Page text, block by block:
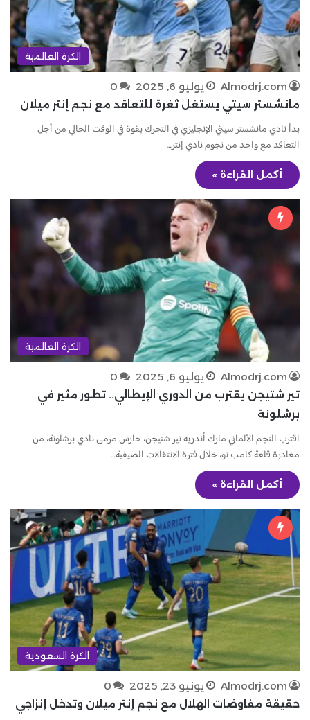
الكرة العالمية
Almodrj.com يوليو 6, 2025
0
مانشستر سيتي يستغل ثغرة للتعاقد مع نجم إنتر ميلان
بدأ نادي مانشستر سيتي الإنجليزي في التحرك بقوة في الوقت الحالي من أجل
التعاقد مع واحد من نجوم نادي إنتر…
أكمل القراءة »
الكرة العالمية
Almodrj.com يوليو 6, 2025
0
تير شتيجن يقترب من الدوري الإيطالي.. تطور مثير في
برشلونة
اقترب النجم الألماني مارك أندريه تير شتيجن، حارس مرمى نادي برشلونة، من
مغادرة قلعة كامب نو، خلال فترة الانتقالات الصيفية…
أكمل القراءة »
الكرة السعودية
Almodrj.com يونيو 23, 2025
0
حقيقة مفاوضات الهلال مع نجم إنتر ميلان وتدخل إنزاجي